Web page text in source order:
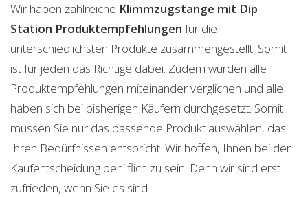
Wir haben zahlreiche Klimmzugstange mit Dip
Station Produktempfehlungen für die
unterschiedlichsten Produkte zusammengestellt. Somit
ist für jeden das Richtige dabei. Zudem wurden alle
Produktempfehlungen miteinander verglichen und alle
haben sich bei bisherigen Käufern durchgesetzt. Somit
müssen Sie nur das passende Produkt auswählen, das
Ihren Bedürfnissen entspricht. Wir hoffen, Ihnen bei der
Kaufentscheidung behilflich zu sein. Denn wir sind erst
zufrieden, wenn Sie es sind.